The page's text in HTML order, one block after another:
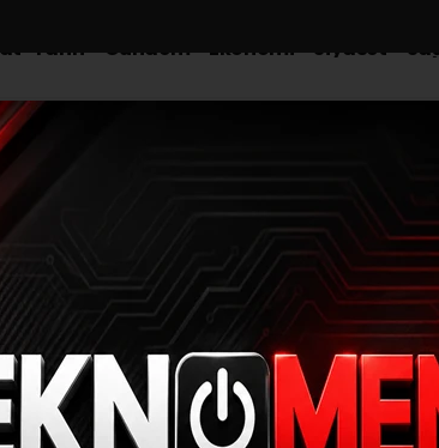
Tarih Gündem Ekonomi Siyaset